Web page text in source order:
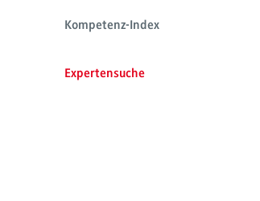
Kompetenz-Index
Expertensuche